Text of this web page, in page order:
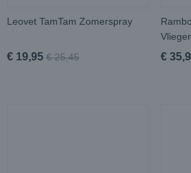
Leovet TamTam Zomerspray
€ 19,95 € 25,45 €